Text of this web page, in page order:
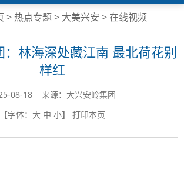
> 热点专题> 大美兴安 >在线视频
：林海深处藏江南 最北荷花别
样红
08-18 来源：大兴安岭集团
【字体： 大 中 小】 打印本页